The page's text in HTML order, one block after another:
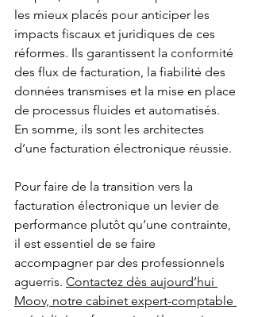
les mieux placés pour anticiper les
impacts fiscaux et juridiques de ces
réformes. Ils garantissent la conformité
des flux de facturation, la fiabilité des
données transmises et la mise en place
de processus fluides et automatisés.
En somme, ils sont les architectes
d’une facturation électronique réussie.
Pour faire de la transition vers la
facturation électronique un levier de
performance plutôt qu’une contrainte,
il est essentiel de se faire
accompagner par des professionnels
aguerris. Contactez dès aujourd’hui
Moov, notre cabinet expert-comptable